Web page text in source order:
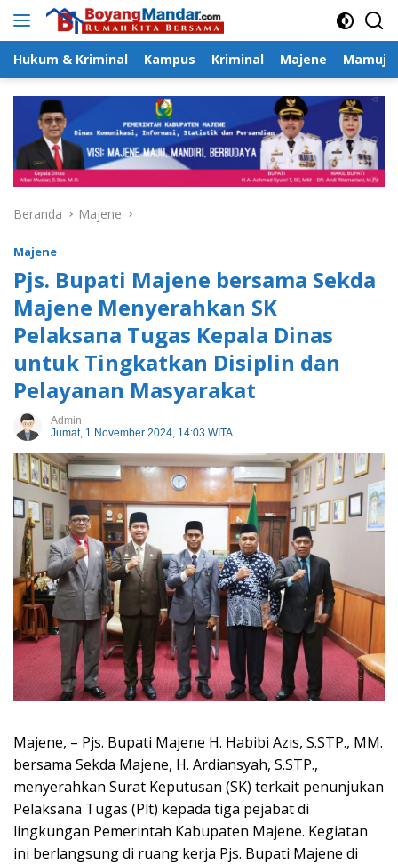
Langsung
Hukum & Kriminal Kampus Kriminal Majene Mamuju
Beranda Majene
Majene
Pjs. Bupati Majene bersama Sekda
Majene Menyerahkan SK
Pelaksana Tugas Kepala Dinas
untuk Tingkatkan Disiplin dan
Pelayanan Masyarakat
Admin
Jumat, 1 November 2024, 14:03 WITA
Majene, – Pjs. Bupati Majene H. Habibi Azis, S.STP., MM.
bersama Sekda Majene, H. Ardiansyah, S.STP.,
menyerahkan Surat Keputusan (SK) terkait penunjukan
Pelaksana Tugas (Plt) kepada tiga pejabat di
lingkungan Pemerintah Kabupaten Majene. Kegiatan
ini berlangsung di ruang kerja Pjs. Bupati Majene di